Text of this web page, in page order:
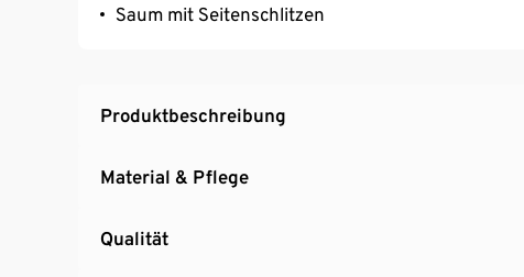
Saum mit Seitenschlitzen
Produktbeschreibung
Material & Pflege
Qualität